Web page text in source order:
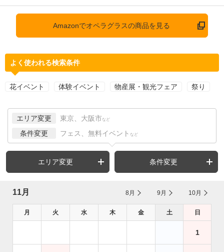
Amazonでオペラグラスの商品を見る
よく使われる検索条件
花イベント 体験イベント 物産展・観光フェア 祭り
エリア変更 東京、大阪市 など
条件変更 フェス、無料イベント など
エリア変更 条件変更
11月 8月 9月 10月
月 火 水 木 金 土 日
1